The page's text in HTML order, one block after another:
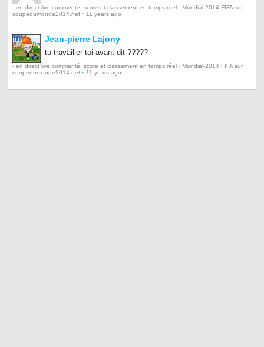
- en direct live commenté, score et classement en temps réel - Mondial-2014 FIFA sur
coupedumonde2014.net · 11 years ago
Jean-pierre Lajony
tu travailler toi avant dit ?????
- en direct live commenté, score et classement en temps réel - Mondial-2014 FIFA sur
coupedumonde2014.net · 11 years ago